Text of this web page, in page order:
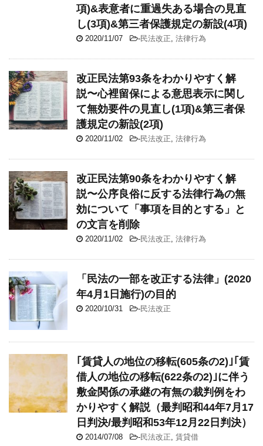
項)&表意者に重過失ある場合の見直
し(3項)&第三者保護規定の新設(4項)
2020/11/07 -民法改正 法律行為
改正民法第93条をわかりやすく解
説〜心裡留保による意思表示に関し
て無効要件の見直し(1項)&第三者保
護規定の新設(2項)
2020/11/02 -民法改正 法律行為
改正民法第90条をわかりやすく解
説〜公序良俗に反する法律行為の無
効について「事項を目的とする」と
の文言を削除
2020/11/02 -民法改正 法律行為
「民法の一部を改正する法律」(2020
年4月1日施行)の目的
2020/10/31 -民法改正
｢賃貸人の地位の移転(605条の2)｣｢賃
借人の地位の移転(622条の2)｣に伴う
敷金関係の承継の有無の裁判例をわ
かりやすく解説（最判昭和44年7月17
日判決/最判昭和53年12月22日判決）
2014/07/08 -民法改正 賃貸借